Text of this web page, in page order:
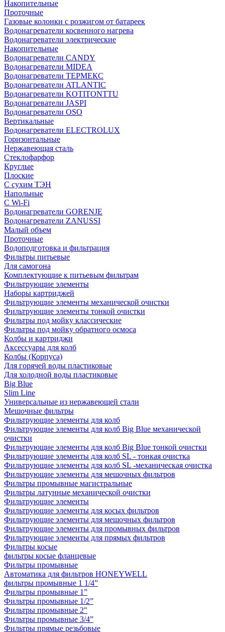
Накопительные
Проточные
Газовые колонки с розжигом от батареек
Водонагреватели косвенного нагрева
Водонагреватели электрические
Накопительные
Водонагреватели CANDY
Водонагреватели MIDEA
Водонагреватели ТЕРМЕКС
Водонагреватели ATLANTIC
Водонагреватели KOTITONTTU
Водонагреватели JASPI
Водонагреватели OSO
Вертикальные
Водонагреватели ELECTROLUX
Горизонтальные
Нержавеющая сталь
Стеклофарфор
Круглые
Плоские
С сухим ТЭН
Напольные
С Wi-Fi
Водонагреватели GORENJE
Водонагреватели ZANUSSI
Малый объем
Проточные
Водоподготовка и фильтрация
Фильтры питьевые
Для самогона
Комплектующие к питьевым фильтрам
Фильтрующие элементы
Наборы картриджей
Фильтрующие элементы механической очистки
Фильтрующие элементы тонкой очистки
Фильтры под мойку классические
Фильтры под мойку обратного осмоса
Колбы и картриджи
Аксессуары для колб
Колбы (Корпуса)
Для горячей воды пластиковые
Для холодной воды пластиковые
Big Blue
Slim Line
Универсальные из нержавеющей стали
Мешочные фильтры
Фильтрующие элементы для колб
Фильтрующие элементы для колб Big Blue механической
очистки
Фильтрующие элементы для колб Big Blue тонкой очистки
Фильтрующие элементы для колб SL - тонкая очистка
Фильтрующие элементы для колб SL -механическая очистка
Фильтрующие элементы для мешочных фильтров
Фильтры промывные магистральные
Фильтры латунные механической очистки
Фильтрующие элементы
Фильтрующие элементы для косых фильтров
Фильтрующие элементы для мешочных фильтров
Фильтрующие элементы для промывных фильтров
Фильтрующие элементы для прямых фильтров
Фильтры косые
фильтры косые фланцевые
Фильтры промывные
Автоматика для фильтров HONEYWELL
фильтры промывные 1 1/4”
Фильтры промывные 1”
Фильтры промывные 1/2”
Фильтры промывные 2"
Фильтры промывные 3/4”
Фильтры прямые резьбовые